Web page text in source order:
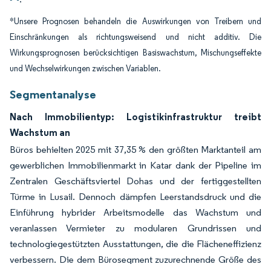
*Unsere Prognosen behandeln die Auswirkungen von Treibern und
Einschränkungen als richtungsweisend und nicht additiv. Die
Wirkungsprognosen berücksichtigen Basiswachstum, Mischungseffekte
und Wechselwirkungen zwischen Variablen.
Segmentanalyse
Nach Immobilientyp: Logistikinfrastruktur treibt
Wachstum an
Büros behielten 2025 mit 37,35 % den größten Marktanteil am
gewerblichen Immobilienmarkt in Katar dank der Pipeline im
Zentralen Geschäftsviertel Dohas und der fertiggestellten
Türme in Lusail. Dennoch dämpfen Leerstandsdruck und die
Einführung hybrider Arbeitsmodelle das Wachstum und
veranlassen Vermieter zu modularen Grundrissen und
technologiegestützten Ausstattungen, die die Flächeneffizienz
verbessern. Die dem Bürosegment zuzurechnende Größe des